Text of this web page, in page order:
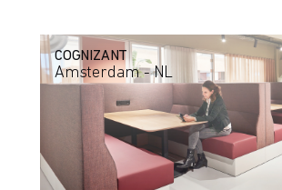
COGNIZANT
Amsterdam - NL